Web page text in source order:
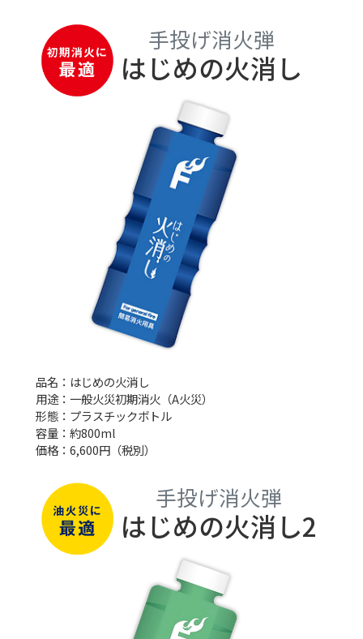
手投げ消火弾
はじめの火消し
品名：はじめの火消し
用途：一般火災初期消火（A火災）
形態：プラスチックボトル
容量：約800ml
価格：6,600円（税別）
手投げ消火弾
はじめの火消し2